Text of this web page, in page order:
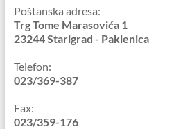
Poštanska adresa:
Trg Tome Marasovića 1
23244 Starigrad - Paklenica
Telefon:
023/369-387
Fax:
023/359-176